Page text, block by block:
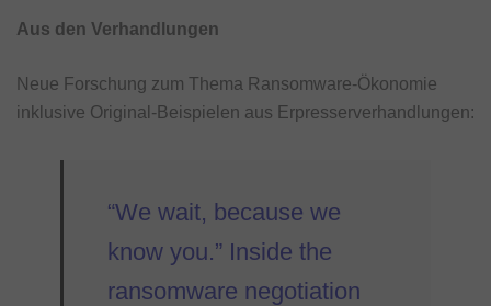
Aus den Verhandlungen
Neue Forschung zum Thema Ransomware-Ökonomie
inklusive Original-Beispielen aus Erpresserverhandlungen:
“We wait, because we
know you.” Inside the
ransomware negotiation